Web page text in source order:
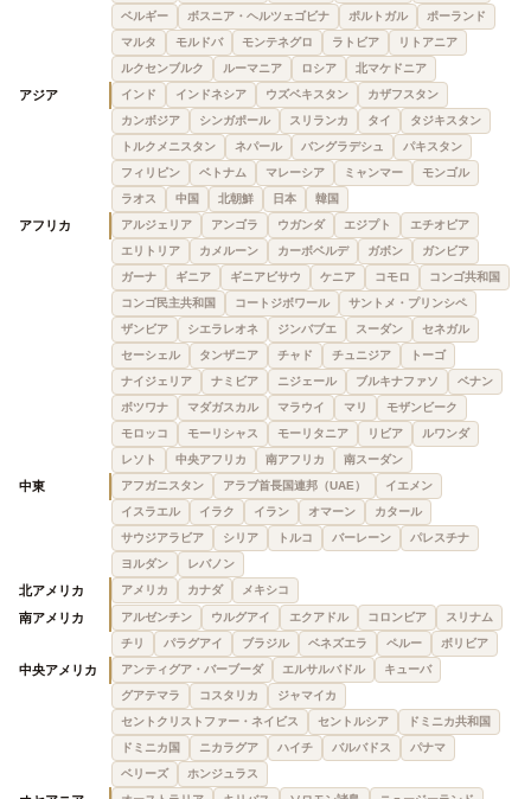
ベルギー
ボスニア・ヘルツェゴビナ ポルトガル
ポーランド
マルタ
モルドバ モンテネグロ ラトビア
リトアニア
ルクセンブルク
ルーマニア ロシア 北マケドニア
アジア インド インドネシア ウズベキスタン
カザフスタン
カンボジア
シンガポール スリランカ タイ
タジキスタン
トルクメニスタン
ネパール バングラデシュ
パキスタン
フィリピン
ベトナム マレーシア ミャンマー
モンゴル
ラオス
中国 北朝鮮 日本 韓国
アフリカ アルジェリア アンゴラ ウガンダ エジプト
エチオピア
エリトリア
カメルーン カーボベルデ ガボン
ガンビア
ガーナ
ギニア ギニアビサウ ケニア コモロ
コンゴ共和国
コンゴ民主共和国
コートジボワール
サントメ・プリンシペ
ザンビア
シエラレオネ ジンバブエ スーダン
セネガル
セーシェル
タンザニア チャド チュニジア
トーゴ
ナイジェリア
ナミビア ニジェール ブルキナファソ
ベナン
ボツワナ
マダガスカル マラウイ マリ
モザンビーク
モロッコ
モーリシャス モーリタニア リビア
ルワンダ
レソト
中央アフリカ 南アフリカ 南スーダン
中東 アフガニスタン アラブ首長国連邦（UAE）
イエメン
イスラエル
イラク イラン オマーン
カタール
サウジアラビア
シリア トルコ バーレーン
パレスチナ
ヨルダン
レバノン
北アメリカ アメリカ カナダ メキシコ
南アメリカ アルゼンチン ウルグアイ エクアドル コロンビア
スリナム
チリ
パラグアイ ブラジル ベネズエラ ペルー ボリビア
中央アメリカ アンティグア・バーブーダ エルサルバドル
キューバ
グアテマラ
コスタリカ
ジャマイカ
セントクリストファー・ネイビス
セントルシア
ドミニカ共和国
ドミニカ国
ニカラグア ハイチ バルバドス
パナマ
ベリーズ
ホンジュラス